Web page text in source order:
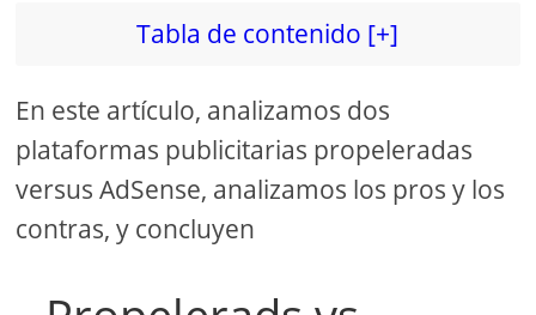
Tabla de contenido [+]
En este artículo, analizamos dos
plataformas publicitarias propeleradas
versus AdSense, analizamos los pros y los
contras, y concluyen